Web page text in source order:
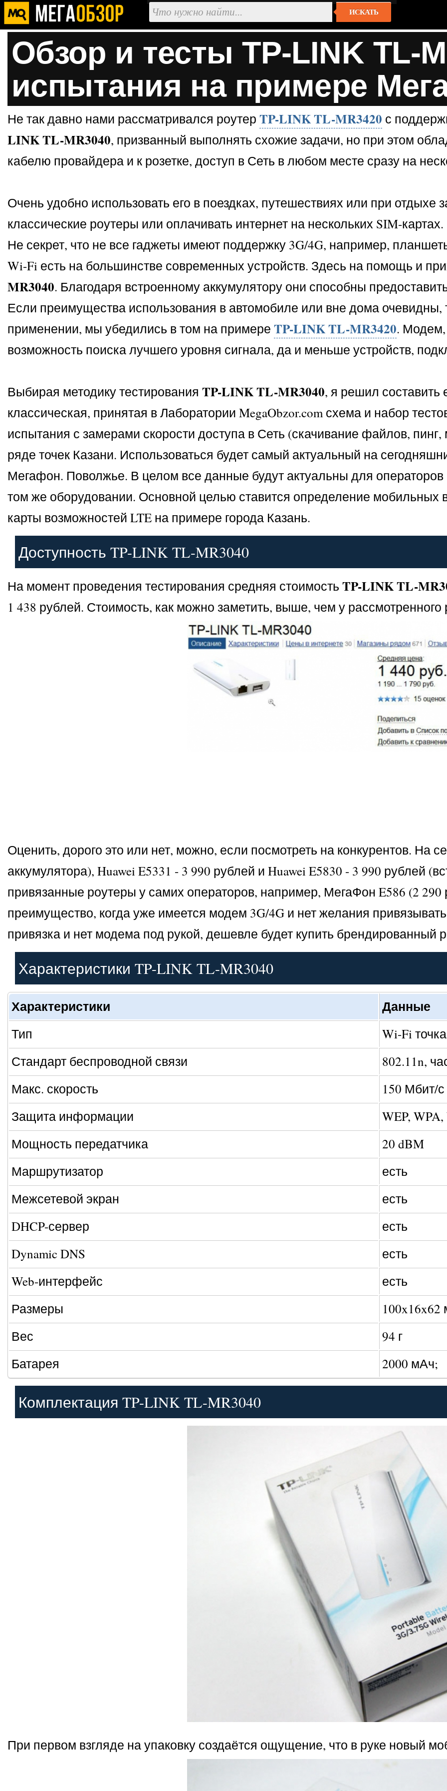
ИСКАТЬ
Обзор и тесты TP-LINK TL-
испытания на примере
Не так давно нами рассматривался роутер TP-LINK TL-MR3420 с
LINK TL-MR3040, призванный выполнять схожие задачи, но при этом
кабелю провайдера и к розетке, доступ в Сеть в любом месте сразу на
Очень удобно использовать его в поездках, путешествиях или при отдыхе
классические роутеры или оплачивать интернет на нескольких SIM-картах.
Не секрет, что не все гаджеты имеют поддержку 3G/4G, например,
Wi-Fi есть на большинстве современных устройств. Здесь на помощь и
MR3040. Благодаря встроенному аккумулятору они способны
Если преимущества использования в автомобиле или вне дома
применении, мы убедились в том на примере TP-LINK TL-MR3420. Модем,
возможность поиска лучшего уровня сигнала, да и меньше устройств,
Выбирая методику тестирования TP-LINK TL-MR3040, я решил составить
классическая, принятая в Лаборатории MegaObzor.com схема и набор
испытания с замерами скорости доступа в Сеть (скачивание файлов,
ряде точек Казани. Использоваться будет самый актуальный на
Мегафон. Поволжье. В целом все данные будут актуальны для операторов
том же оборудовании. Основной целью ставится определение мобильных
карты возможностей LTE на примере города Казань.
Доступность TP-LINK TL-MR3040
На момент проведения тестирования средняя стоимость TP-LINK TL-
1 438 рублей. Стоимость, как можно заметить, выше, чем у
Оценить, дорого это или нет, можно, если посмотреть на конкурентов. На
аккумулятора), Huawei E5331 - 3 990 рублей и Huawei E5830 - 3 990 рублей
привязанные роутеры у самих операторов, например, МегаФон E586 (2
преимущество, когда уже имеется модем 3G/4G и нет желания
привязка и нет модема под рукой, дешевле будет купить брендированный
Характеристики TP-LINK TL-MR3040
Характеристики Данные
Тип
Wi-Fi
Стандарт беспроводной связи
802.11n,
Макс. скорость
150 Мбит/с
Защита информации
WEP,
Мощность передатчика
20 dBM
Маршрутизатор
есть
Межсетевой экран
есть
DHCP-сервер
есть
Dynamic DNS
есть
Web-интерфейс
есть
Размеры
100x16x62
Вес
94 г
Батарея
2000 мАч;
Комплектация TP-LINK TL-MR3040
При первом взгляде на упаковку создаётся ощущение, что в руке новый